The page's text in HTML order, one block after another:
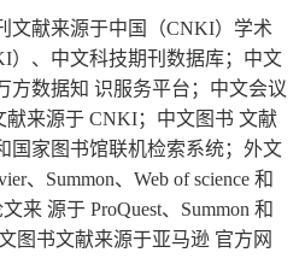
文献来源于中国（CNKI）学术
）、中文科技期刊数据库；中文
方数据知 识服务平台；中文会议
来源于 CNKI；中文图书 文献
国家图书馆联机检索系统；外文
、Summon、Web of science 和
来 源于 ProQuest、Summon 和
图书文献来源于亚马逊 官方网